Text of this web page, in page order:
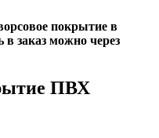
покрытие в
в заказ можно через
ПВХ